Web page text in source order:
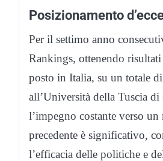
Posizionamento
Per il settimo anno
Rankings, ottenendo
posto in Italia, su un totale
all’Università della Tuscia
l’impegno costante verso
precedente è significativo,
l’efficacia delle politiche e